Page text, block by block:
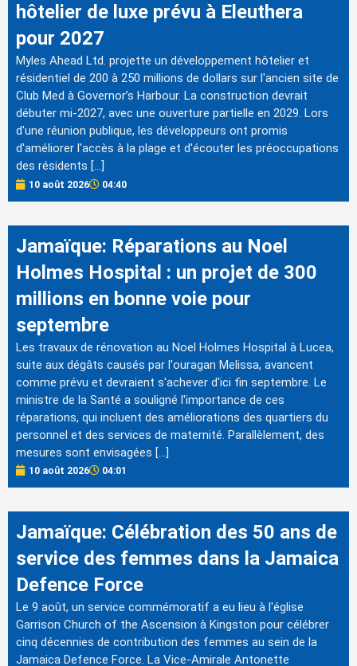
hôtelier de luxe prévu à Eleuthera
pour 2027
Myles Ahead Ltd. projette un développement hôtelier et
résidentiel de 200 à 250 millions de dollars sur l'ancien site de
Club Med à Governor’s Harbour. La construction devrait
débuter mi-2027, avec une ouverture partielle en 2029. Lors
d'une réunion publique, les développeurs ont promis
d'améliorer l'accès à la plage et d'écouter les préoccupations
des résidents […]
10 août 2026 04:40
Jamaïque: Réparations au Noel
Holmes Hospital : un projet de 300
millions en bonne voie pour
septembre
Les travaux de rénovation au Noel Holmes Hospital à Lucea,
suite aux dégâts causés par l'ouragan Melissa, avancent
comme prévu et devraient s'achever d'ici fin septembre. Le
ministre de la Santé a souligné l'importance de ces
réparations, qui incluent des améliorations des quartiers du
personnel et des services de maternité. Parallèlement, des
mesures sont envisagées […]
10 août 2026 04:01
Jamaïque: Célébration des 50 ans de
service des femmes dans la Jamaica
Defence Force
Le 9 août, un service commémoratif a eu lieu à l'église
Garrison Church of the Ascension à Kingston pour célébrer
cinq décennies de contribution des femmes au sein de la
Jamaica Defence Force. La Vice-Amirale Antonette